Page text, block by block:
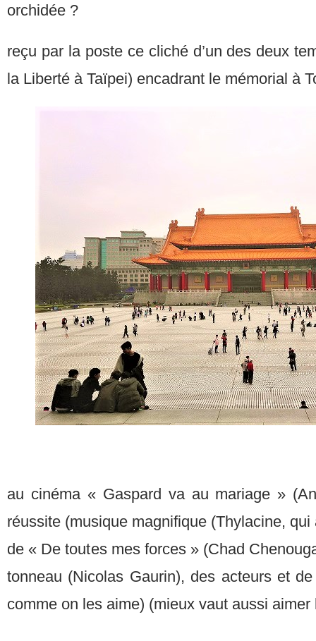
orchidée ?
reçu par la poste ce cliché d’un des deux
la Liberté à Taïpei) encadrant le mémorial à
au cinéma « Gaspard va au mariage »
réussite (musique magnifique (Thylacine,
de « De toutes mes forces » (Chad
tonneau (Nicolas Gaurin), des acteurs et
comme on les aime) (mieux vaut aussi aimer